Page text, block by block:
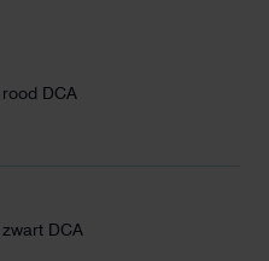
DCA
DCA